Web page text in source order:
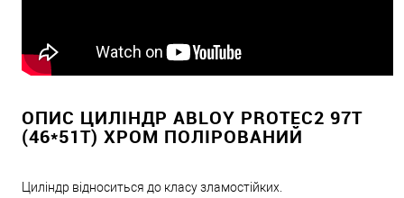
ОПИС ЦИЛІНДР ABLOY PROTEC2 97T
(46*51T) ХРОМ ПОЛІРОВАНИЙ
Циліндр відноситься до класу зламостійких.